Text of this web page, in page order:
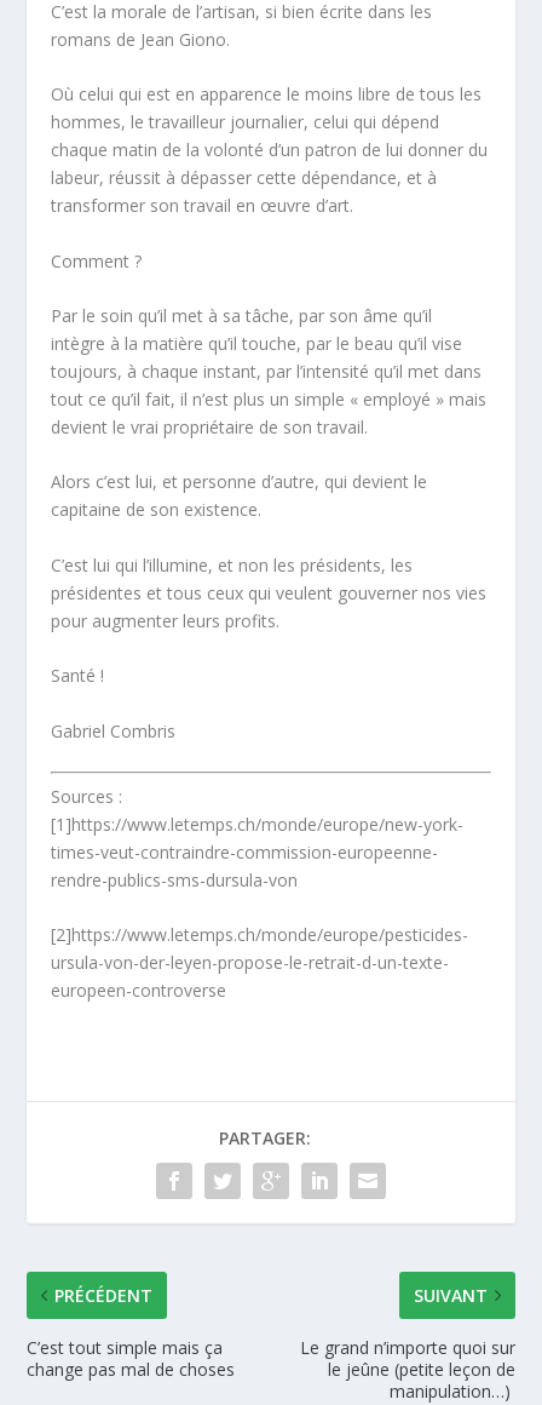
C’est la morale de l’artisan, si bien écrite dans les
romans de Jean Giono.
Où celui qui est en apparence le moins libre de tous les
hommes, letravailleur journalier, celui qui dépend
chaque matin de la volonté d’un patron de lui donner du
labeur, réussit à dépasser cette dépendance, et à
transformer son travail en œuvre d’art.
Comment ?
Par le soin qu’il met à sa tâche, par son âme qu’il
intègre à la matière qu’il touche, par le beau qu’il vise
toujours, à chaque instant, par l’intensité qu’il met dans
tout ce qu’il fait, il n’est plus un simple « employé » mais
devient levrai propriétaire de son travail.
Alors c’est lui, et personne d’autre, qui devient le
capitaine de son existence.
C’est lui qui l’illumine, et non les présidents, les
présidentes et tous ceux qui veulent gouverner nos vies
pour augmenter leurs profits.
Santé !
Gabriel Combris
Sources :
[1]https://www.letemps.ch/monde/europe/new-york-
times-veut-contraindre-commission-europeenne-
rendre-publics-sms-dursula-von
[2]https://www.letemps.ch/monde/europe/pesticides-
ursula-von-der-leyen-propose-le-retrait-d-un-texte-
europeen-controverse
PARTAGER:
PRÉCÉDENT
C’est tout simple mais ça
change pas mal de choses
SUIVANT
Le grand n’importe quoi sur
le jeûne (petite leçon de
manipulation…)